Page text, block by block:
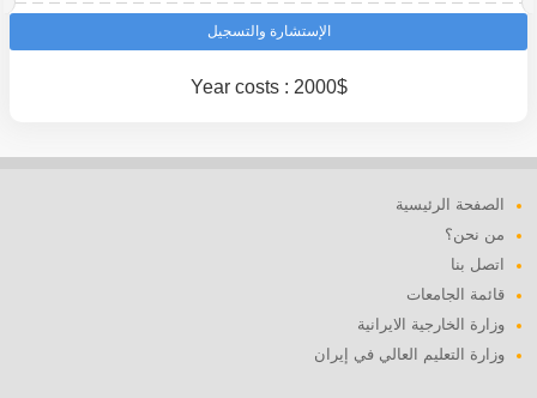
الإستشارة والتسجيل
Year costs : 2000$
الصفحة الرئيسية
من نحن؟
اتصل بنا
قائمة الجامعات
وزارة الخارجية الايرانية
وزارة التعليم العالي في إيران